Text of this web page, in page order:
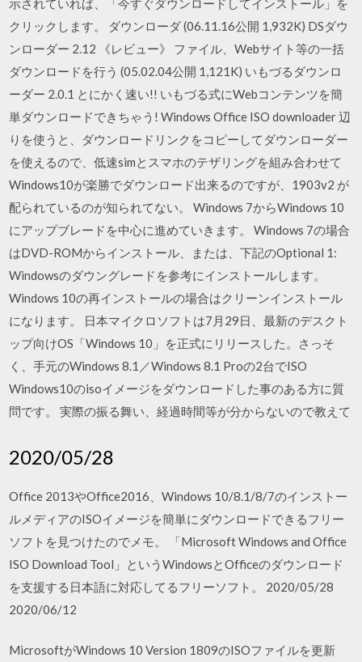
示されていれば、「今すぐダウンロードしてインストール」を
クリックします。 ダウンローダ (06.11.16公開 1,932K) DSダウ
ンローダー 2.12 《レビュー》 ファイル、Webサイト等の一括
ダウンロードを行う (05.02.04公開 1,121K) いもづるダウンロ
ーダー 2.0.1 とにかく速い!! いもづる式にWebコンテンツを簡
単ダウンロードできちゃう! Windows Office ISO downloader 辺
りを使うと、ダウンロードリンクをコピーしてダウンローダー
を使えるので、低速simとスマホのテザリングを組み合わせて
Windows10が楽勝でダウンロード出来るのですが、1903v2 が
配られているのが知られてない。 Windows 7からWindows 10
にアップブレードを中心に進めていきます。 Windows 7の場合
はDVD-ROMからインストール、または、下記のOptional 1:
Windowsのダウングレードを参考にインストールします。
Windows 10の再インストールの場合はクリーンインストール
になります。 日本マイクロソフトは7月29日、最新のデスクト
ップ向けOS「Windows 10」を正式にリリースした。さっそ
く、手元のWindows 8.1／Windows 8.1 Proの2台でISO
Windows10のisoイメージをダウンロードした事のある方に質
問です。 実際の振る舞い、経過時間等が分からないので教えて
2020/05/28
Office 2013やOffice2016、Windows 10/8.1/8/7のインストー
ルメディアのISOイメージを簡単にダウンロードできるフリー
ソフトを見つけたのでメモ。 「Microsoft Windows and Office
ISO Download Tool」というWindowsとOfficeのダウンロード
を支援する日本語に対応してるフリーソフト。 2020/05/28
2020/06/12
MicrosoftがWindows 10 Version 1809のISOファイルを更新